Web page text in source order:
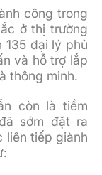
công trong
ở thị trường
135 đại lý phủ
và hỗ trợ lắp
thông minh.
còn là tiềm
sớm đặt ra
liên tiếp giành